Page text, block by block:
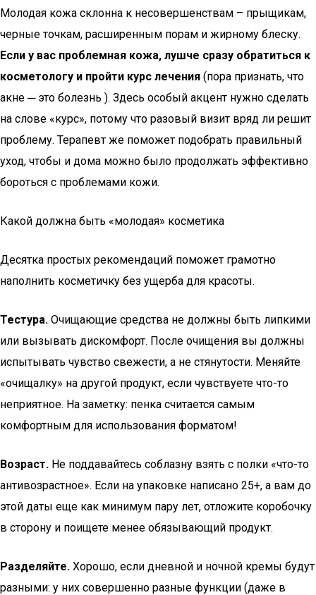
Молодая кожа склонна к несовершенствам – прыщикам,
черные точкам, расширенным порам и жирному блеску.
Если у вас проблемная кожа, лушче сразу обратиться к
косметологу и пройти курс лечения (пора признать, что
акне ─ это болезнь ). Здесь особый акцент нужно сделать
на слове «курс», потому что разовый визит вряд ли решит
проблему. Терапевт же поможет подобрать правильный
уход, чтобы и дома можно было продолжать эффективно
бороться с проблемами кожи.
Какой должна быть «молодая» косметика
Десятка простых рекомендаций поможет грамотно
наполнить косметичку без ущерба для красоты.
Тестура. Очищающие средства не должны быть липкими
или вызывать дискомфорт. После очищения вы должны
испытывать чувство свежести, а не стянутости. Меняйте
«очищалку» на другой продукт, если чувствуете что-то
неприятное. На заметку: пенка считается самым
комфортным для использования форматом!
Возраст. Не поддавайтесь соблазну взять с полки «что-то
антивозрастное». Если на упаковке написано 25+, а вам до
этой даты еще как минимум пару лет, отложите коробочку
в сторону и поищете менее обязывающий продукт.
Разделяйте. Хорошо, если дневной и ночной кремы будут
разными: у них совершенно разные функции (даже в